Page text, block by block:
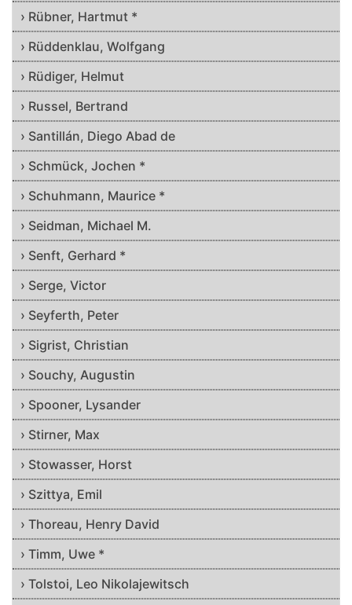
› Rübner, Hartmut *
› Rüddenklau, Wolfgang
› Rüdiger, Helmut
› Russel, Bertrand
› Santillán, Diego Abad de
› Schmück, Jochen *
› Schuhmann, Maurice *
› Seidman, Michael M.
› Senft, Gerhard *
› Serge, Victor
› Seyferth, Peter
› Sigrist, Christian
› Souchy, Augustin
› Spooner, Lysander
› Stirner, Max
› Stowasser, Horst
› Szittya, Emil
› Thoreau, Henry David
› Timm, Uwe *
› Tolstoi, Leo Nikolajewitsch